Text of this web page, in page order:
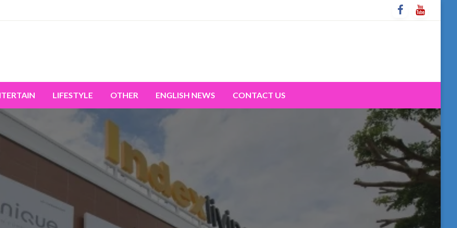
LIFESTYLE OTHER ENGLISH NEWS CONTACT US